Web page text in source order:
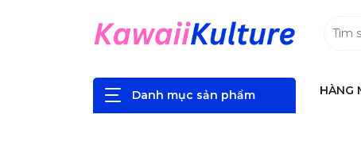
Danh mục sản phẩm HÀNG